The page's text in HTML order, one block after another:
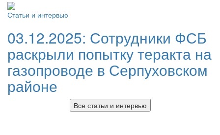
Статьи и интервью
03.12.2025: Сотрудники ФСБ
раскрыли попытку теракта на
газопроводе в Серпуховском
районе
Все статьи и интервью